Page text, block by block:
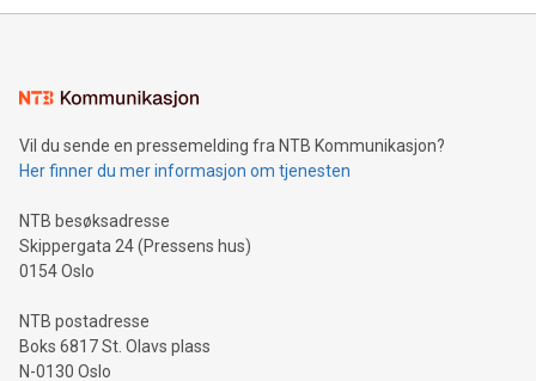
Vil du sende en pressemelding fra NTB Kommunikasjon?
Her finner du mer informasjon om tjenesten
NTB besøksadresse
Skippergata 24 (Pressens hus)
0154 Oslo
NTB postadresse
Boks 6817 St. Olavs plass
N-0130 Oslo